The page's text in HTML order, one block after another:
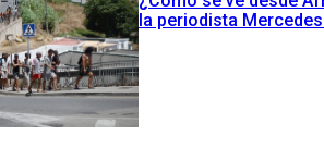
la periodista